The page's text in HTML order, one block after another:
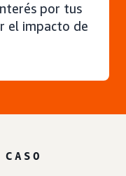
por tus
el impacto de